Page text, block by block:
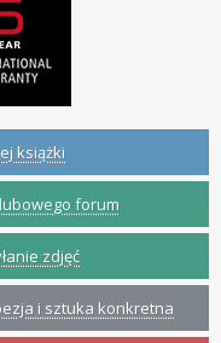
książki
forum
zdjęć
i sztuka konkretna